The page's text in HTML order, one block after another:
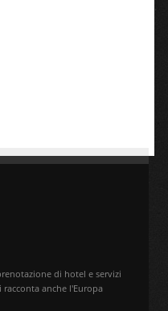
di hotel e servizi
anche l'Europa